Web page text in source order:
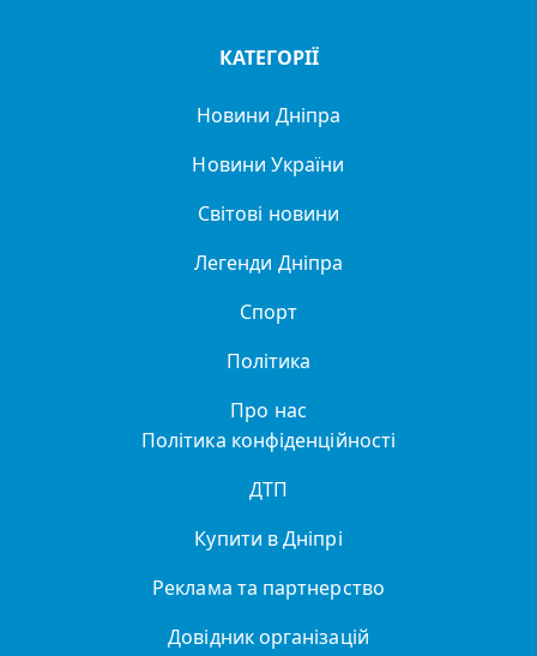
КАТЕГОРІЇ
Новини Дніпра
Новини України
Світові новини
Легенди Дніпра
Спорт
Політика
Про нас
Політика конфіденційності
ДТП
Купити в Дніпрі
Реклама та партнерство
Довідник організацій